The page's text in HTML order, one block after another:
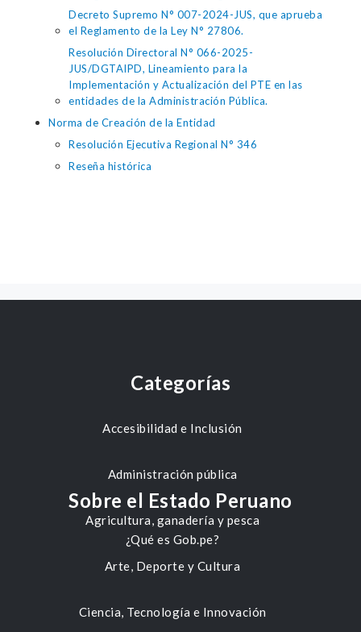
Decreto Supremo N° 007-2024-JUS, que aprueba
el Reglamento de la Ley N° 27806.
Resolución Directoral N° 066-2025-
JUS/DGTAIPD, Lineamiento para la
Implementación y Actualización del PTE en las
entidades de la Administración Pública.
Norma de Creación de la Entidad
Resolución Ejecutiva Regional N° 346
Reseña histórica
Categorías
Accesibilidad e Inclusión
Administración pública
Agricultura, ganadería y pesca
Arte, Deporte y Cultura
Ciencia, Tecnología e Innovación
Sobre el Estado Peruano
¿Qué es Gob.pe?